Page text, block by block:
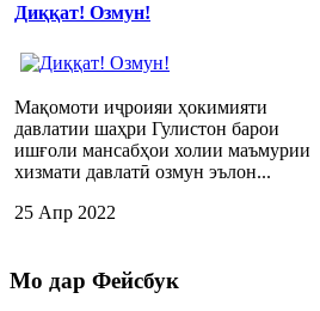
Диққат! Озмун!
Мақомоти иҷроияи ҳокимияти
давлатии шаҳри Гулистон барои
ишғоли мансабҳои холии маъмурии
хизмати давлатӣ озмун эълон...
25 Апр 2022
Мо дар Фейсбук